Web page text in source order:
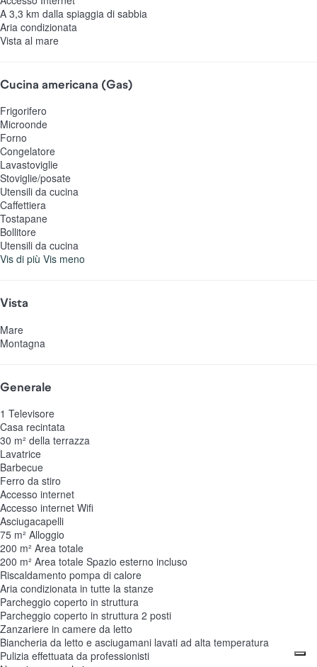
A 3,3 km dalla spiaggia di sabbia
Aria condizionata
Vista al mare
Cucina americana (Gas)
Frigorifero
Microonde
Forno
Congelatore
Lavastoviglie
Stoviglie/posate
Utensili da cucina
Caffettiera
Tostapane
Bollitore
Utensili da cucina
Vis di più Vis meno
Vista
Mare
Montagna
Generale
1 Televisore
Casa recintata
30 m² della terrazza
Lavatrice
Barbecue
Ferro da stiro
Accesso internet
Accesso internet Wifi
Asciugacapelli
75 m² Alloggio
200 m² Area totale
200 m² Area totale Spazio esterno incluso
Riscaldamento pompa di calore
Aria condizionata in tutte la stanze
Parcheggio coperto in struttura
Parcheggio coperto in struttura 2 posti
Zanzariere in camere da letto
Biancheria da letto e asciugamani lavati ad alta temperatura
Pulizia effettuata da professionisti